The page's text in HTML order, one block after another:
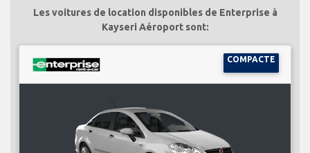
Les voitures de location disponibles de Enterprise à
Kayseri Aéroport sont:
COMPACTE